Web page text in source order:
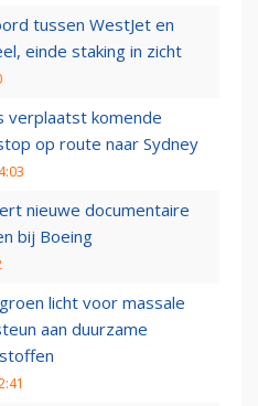
tussen WestJet en
einde staking in zicht
verplaatst komende
op route naar Sydney
nieuwe documentaire
bij Boeing
licht voor massale
aan duurzame